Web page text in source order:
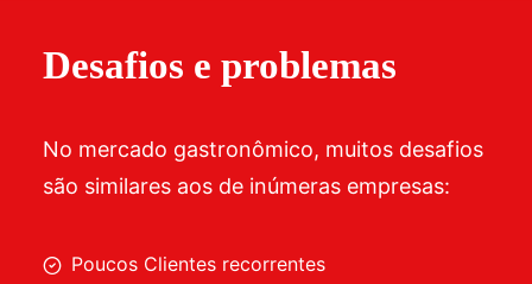
Desafios e problemas
No mercado gastronômico, muitos desafios
são similares aos de inúmeras empresas:
Poucos Clientes recorrentes